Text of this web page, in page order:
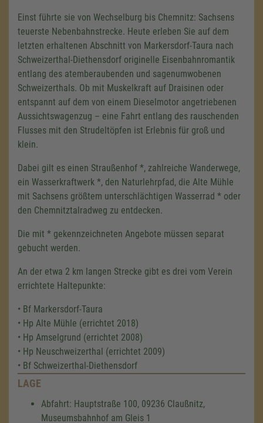
Einst führte sie von Wechselburg bis Chemnitz: Sachsens
teuerste Nebenbahnstrecke. Heute erleben Sie auf dem
letzten erhaltenen Abschnitt von Markersdorf-Taura nach
Schweizerthal-Diethensdorf originelle Eisenbahnromantik
entlang des atemberaubenden und sagenumwobenen
Schweizerthals. Ob mit Muskelkraft auf Draisinen oder
entspannt auf dem von einem Dieselmotor angetriebenen
Aussichtswagenzug – eine Fahrt entlang des rauschenden
Flusses mit den Strudeltöpfen ist Erlebnis für groß und
klein.
Dabei gilt es einen Straußenhof *, zahlreiche Wanderwege,
ein Wasserkraftwerk *, den Naturlehrpfad, die Alte Mühle
mit Sachsens größtem unterschlächtigen Wasserrad * oder
den Chemnitztalradweg zu entdecken.
Die mit * gekennzeichneten Angebote müssen separat
gebucht werden.
An der etwa 2 km langen Strecke gibt es drei vom Verein
errichtete Haltepunkte:
• Bf Markersdorf-Taura
• Hp Alte Mühle (errichtet 2018)
• Hp Amselgrund (errichtet 2008)
• Hp Neuschweizerthal (errichtet 2009)
• Bf Schweizerthal-Diethensdorf
LAGE
Abfahrt: Hauptstraße 100, 09236 Claußnitz,
Museumsbahnhof am Gleis 1